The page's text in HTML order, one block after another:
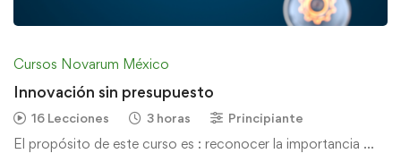
Cursos Novarum México
Innovación sin presupuesto
16 Lecciones 3 horas Principiante
El propósito de este curso es : reconocer la importancia …